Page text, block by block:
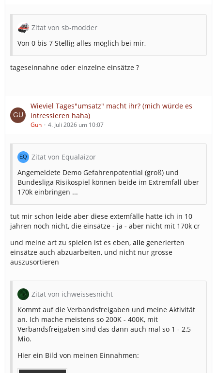
Zitat von sb-modder
Von 0 bis 7 Stellig alles möglich bei mir,
tageseinnahne oder einzelne einsätze ?
Wieviel Tages"umsatz" macht ihr? (mich würde es
intressieren haha)
Gun 4. Juli 2026 um 10:07
Zitat von Equalaizor
Angemeldete Demo Gefahrenpotential (groß) und
Bundesliga Risikospiel können beide im Extremfall über
170k einbringen ...
tut mir schon leide aber diese extemfälle hatte ich in 10
jahren noch nicht, die einsätze - ja - aber nicht mit 170k cr
und meine art zu spielen ist es eben, alle generierten
einsätze auch abzuarbeiten, und nicht nur grosse
auszusortieren
Zitat von ichweissesnicht
Kommt auf die Verbandsfreigaben und meine Aktivität
an. Ich mache meistens so 200K - 400K, mit
Verbandsfreigaben sind das dann auch mal so 1 - 2,5
Mio.
Hier ein Bild von meinen Einnahmen: